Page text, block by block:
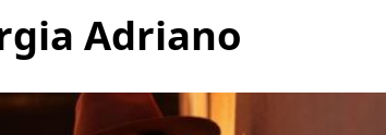
Adriano